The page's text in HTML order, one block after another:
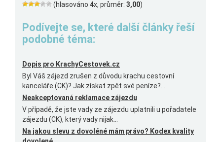
(hlasováno 4x, průměr: 3,00)
Podívejte se, které další články řeší
podobné téma:
Dopis pro KrachyCestovek.cz
Byl Váš zájezd zrušen z důvodu krachu cestovní
kanceláře (CK)? Jak získat zpět své peníze?...
Neakceptovaná reklamace zájezdu
V případě, že jste vady ze zájezdu uplatnili u pořadatele
zájezdu (CK), který vady nijak...
Na jakou slevu z dovoléné mám právo? Kodex kvality